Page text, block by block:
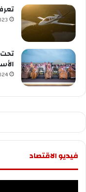
فيديو الاقتصاد